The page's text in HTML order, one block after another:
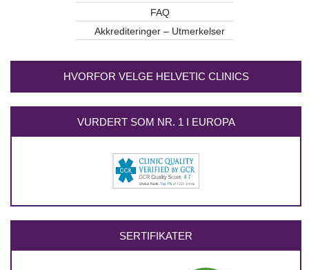
FAQ
Akkrediteringer – Utmerkelser
HVORFOR VELGE HELVETIC CLINICS
VURDERT SOM NR. 1 I EUROPA
SERTIFIKATER